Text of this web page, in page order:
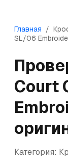
Главная /
SL/06
Court
Категория: